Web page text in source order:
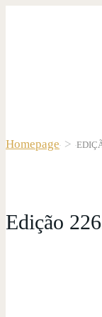
Homepage >
Edição